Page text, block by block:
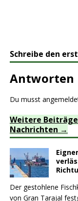
Schreibe den
Antworten
Du musst
Weitere
Nachrichten
Der gestohlene
von Gran Tarajal